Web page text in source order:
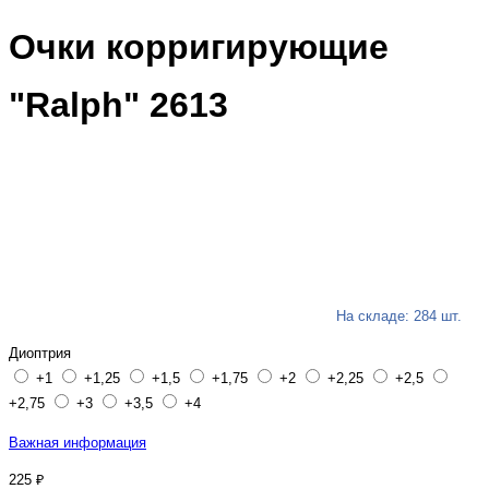
Очки корригирующие
"Ralph" 2613
На складе: 284 шт.
Диоптрия
+1
+1,25 +1,5 +1,75 +2 +2,25
+2,5
+2,75
+3 +3,5 +4
Важная информация
225 ₽